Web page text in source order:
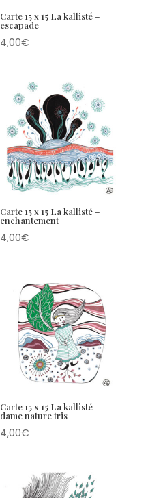
Carte 15 x 15 La kallisté –
escapade
4,00€
Carte 15 x 15 La kallisté –
enchantement
4,00€
Carte 15 x 15 La kallisté –
dame nature tris
4,00€